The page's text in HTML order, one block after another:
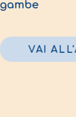
delle labbra